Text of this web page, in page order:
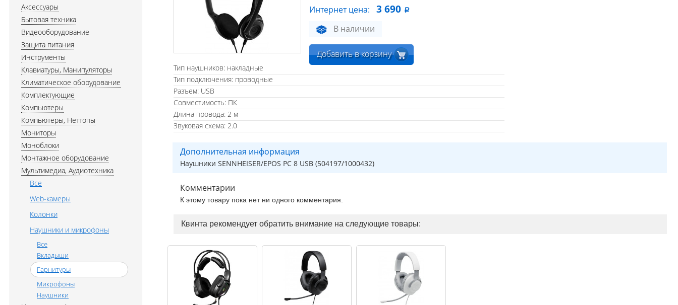
Интернет цена: 3 690 a
В наличии
Добавить в корзину
Тип наушников: накладные
Тип подключения: проводные
Разъем: USB
Совместимость: ПК
Длина провода: 2 м
Звуковая схема: 2.0
Дополнительная информация
Наушники SENNHEISER/EPOS PC 8 USB (504197/1000432)
Комментарии
К этому товару пока нет ни одного комментария.
Квинта рекомендует обратить внимание на следующие товары:
Аксессуары
Бытовая техника
Видеооборудование
Защита питания
Инструменты
Клавиатуры, Манипуляторы
Климатическое оборудование
Комплектующие
Компьютеры
Компьютеры, Неттопы
Мониторы
Моноблоки
Монтажное оборудование
Мультимедиа, Аудиотехника
Все
Web-камеры
Колонки
Наушники и микрофоны
Все
Вкладыши
Гарнитуры
Микрофоны
Наушники